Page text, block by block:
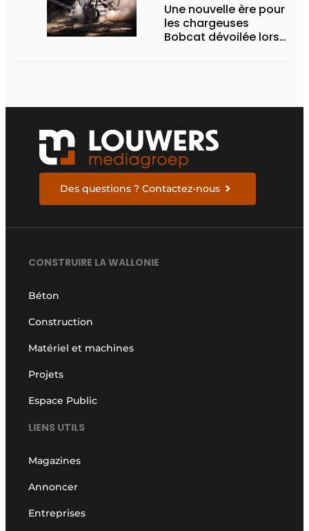
Une nouvelle ère pour
les chargeuses
Bobcat dévoilée lors
Des questions ? Contactez-nous
CONSTRUIRE LA WALLONIE
Béton
Construction
Matériel et machines
Projets
Espace Public
LIENS UTILS
Magazines
Annoncer
Entreprises